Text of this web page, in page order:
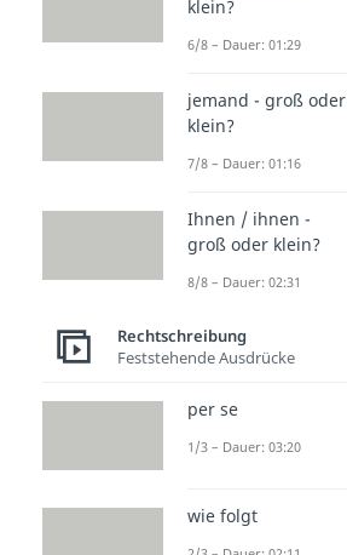
klein?
6/8 – Dauer: 01:29
jemand - groß oder
klein?
7/8 – Dauer: 01:16
Ihnen / ihnen -
groß oder klein?
8/8 – Dauer: 02:31
Rechtschreibung
Feststehende Ausdrücke
per se
1/3 – Dauer: 03:20
wie folgt